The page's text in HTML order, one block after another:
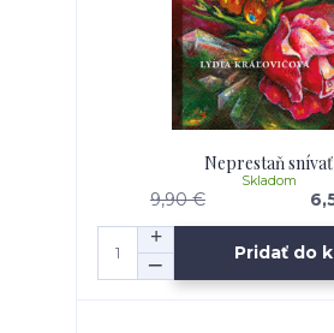
Neprestaň snívať
9,90 €
Skladom
Pridať do